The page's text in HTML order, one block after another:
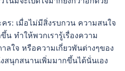
คร: เมื่อไม่มีสิ่งรบกวน ความสนใจ
น ทำให้พวกเรารู้เรื่องความ
ลใจ หรือความเกี่ยวพันต่างๆของ
นุกสนานเพิ่มมากขึ้นได้นั่นเอง